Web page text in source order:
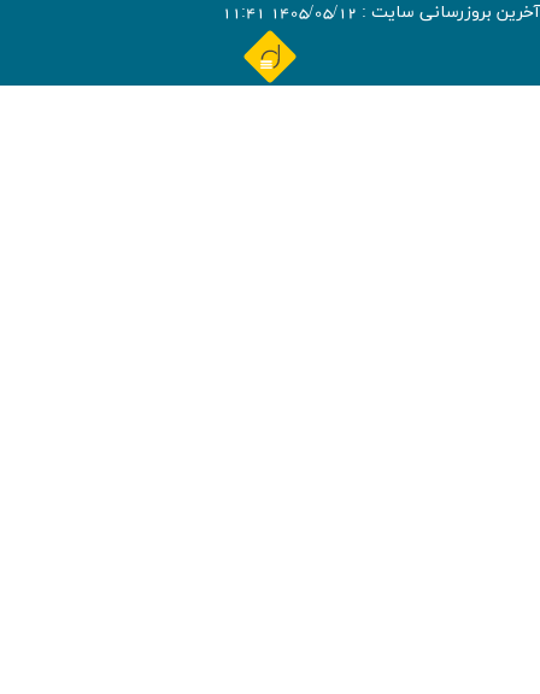
آخرین بروزرسانی سایت : 1405/05/12 11:41